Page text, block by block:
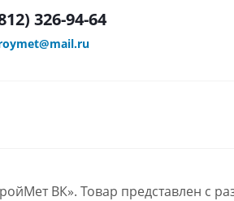
326-94-64
ВК». Товар представлен с